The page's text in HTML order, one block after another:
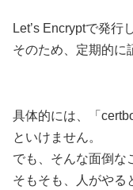
Let’s Encryptで発行
そのため、定期的に
具体的には、「
といけません。
でも、そんな面倒な
そもそも、人がやる